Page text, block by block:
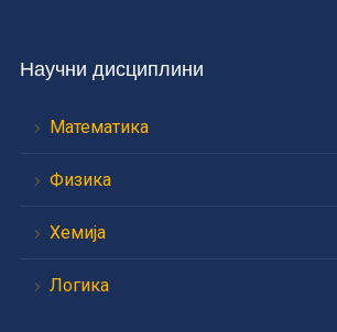
Научни дисциплини
Математика
Физика
Хемија
Логика